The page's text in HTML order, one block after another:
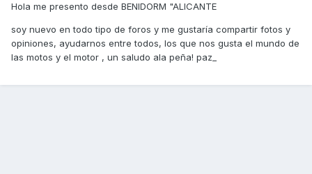
Hola me presento desde BENIDORM "ALICANTE
soy nuevo en todo tipo de foros y me gustaría compartir fotos y
opiniones, ayudarnos entre todos, los que nos gusta el mundo de
las motos y el motor , un saludo ala peña! paz_